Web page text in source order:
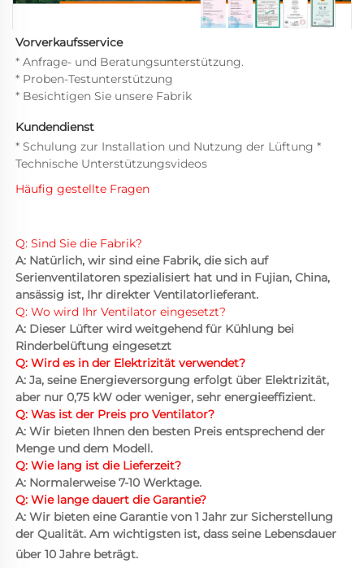
Vorverkaufsservice
* Anfrage- und Beratungsunterstützung.
* Proben-Testunterstützung
* Besichtigen Sie unsere Fabrik
Kundendienst
* Schulung zur Installation und Nutzung der Lüftung *
Technische Unterstützungsvideos
Häufig gestellte Fragen
Q: Sind Sie die Fabrik?
A: Natürlich, wir sind eine Fabrik, die sich auf
Serienventilatoren spezialisiert hat und in Fujian, China,
ansässig ist, Ihr direkter Ventilatorlieferant.
Q: Wo wird Ihr Ventilator eingesetzt?
A: Dieser Lüfter wird weitgehend für Kühlung bei
Rinderbelüftung eingesetzt
Q: Wird es in der Elektrizität verwendet?
A: Ja, seine Energieversorgung erfolgt über Elektrizität,
aber nur 0,75 kW oder weniger, sehr energieeffizient.
Q: Was ist der Preis pro Ventilator?
A: Wir bieten Ihnen den besten Preis entsprechend der
Menge und dem Modell.
Q: Wie lang ist die Lieferzeit?
A: Normalerweise 7-10 Werktage.
Q: Wie lange dauert die Garantie?
A: Wir bieten eine Garantie von 1 Jahr zur Sicherstellung
der Qualität. Am wichtigsten ist, dass seine Lebensdauer
über 10 Jahre beträgt.